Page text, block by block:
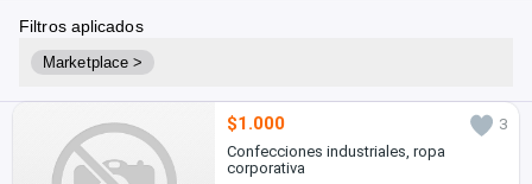
Filtros aplicados
Marketplace >
$1.000
3
Confecciones industriales, ropa
corporativa